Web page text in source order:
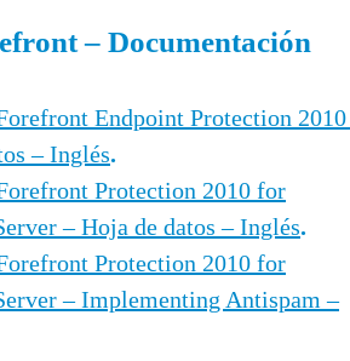
– Documentación
Endpoint Protection
– Inglés.
Protection 2010 for
– Hoja de datos – Inglés.
Protection 2010 for
– Implementing Antispam –